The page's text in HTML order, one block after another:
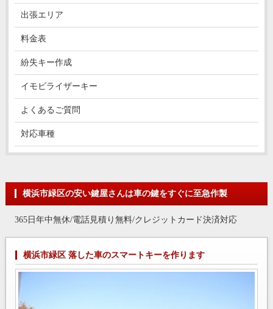
横浜市緑区の安い鍵屋さんは車の鍵をすぐに至急作製
365日年中無休/電話見積り無料/クレジットカード決済対応
横浜市緑区 落した車のスマートキーを作ります
出張エリア
料金表
紛失キー作成
イモビライザーキー
よくあるご質問
対応車種